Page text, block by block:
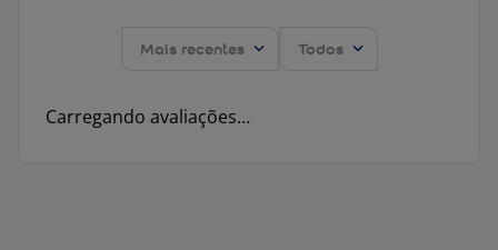
Mais recentes Todos
Carregando avaliações…